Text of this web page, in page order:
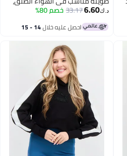
أسود
د.ك‏6.60
33.17خصم 80%
احصل عليه خلال 14 - 15